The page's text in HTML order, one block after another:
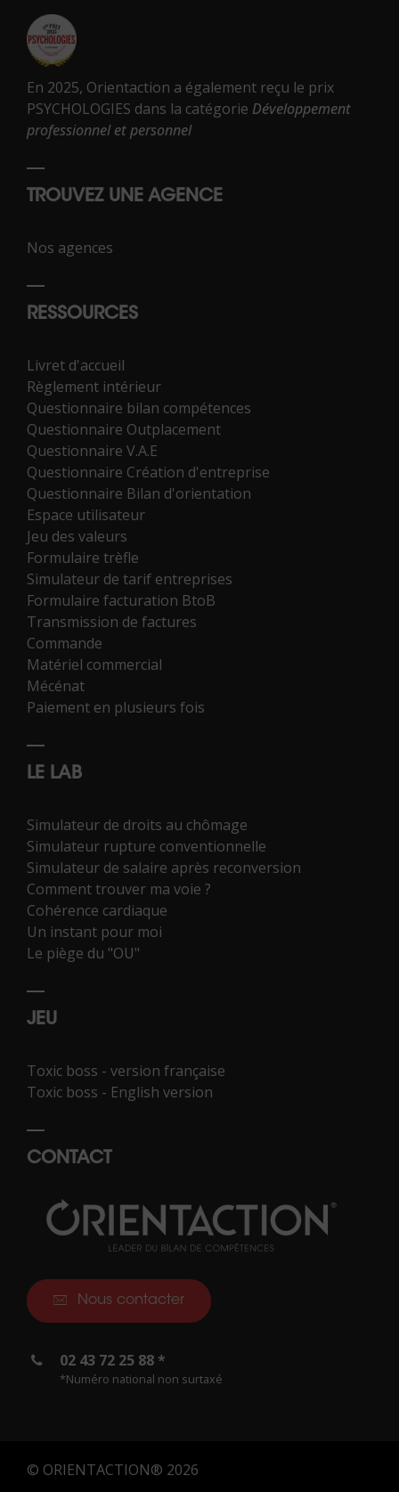
En 2025, Orientaction a également reçu le prix
PSYCHOLOGIES dans la catégorie Développement
professionnel et personnel
TROUVEZ UNE AGENCE
Nos agences
RESSOURCES
Livret d'accueil
Règlement intérieur
Questionnaire bilan compétences
Questionnaire Outplacement
Questionnaire V.A.E
Questionnaire Création d'entreprise
Questionnaire Bilan d'orientation
Espace utilisateur
Jeu des valeurs
Formulaire trèfle
Simulateur de tarif entreprises
Formulaire facturation BtoB
Transmission de factures
Commande
Matériel commercial
Mécénat
Paiement en plusieurs fois
LE LAB
Simulateur de droits au chômage
Simulateur rupture conventionnelle
Simulateur de salaire après reconversion
Comment trouver ma voie ?
Cohérence cardiaque
Un instant pour moi
Le piège du "OU"
JEU
Toxic boss - version française
Toxic boss - English version
CONTACT
Nous contacter
02 43 72 25 88 *
*Numéro national non surtaxé
© ORIENTACTION® 2026